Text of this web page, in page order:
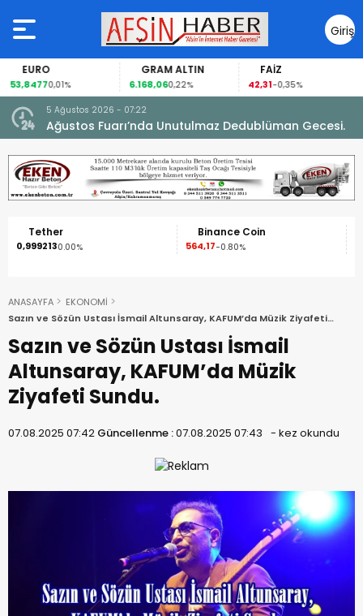
Giriş
Yap
EURO
53,84770,01%
GRAM ALTIN
6.168,060,22%
FAİZ
42,31-0,35%
5 Ağustos 2026 - 07:22
Ağustos Fuarı’nda Unutulmaz Dedublüman Gecesi.
Tether
0,9992130.00%
Binance Coin
564,17-0.80%
ANASAYFA
EKONOMİ
Sazın ve Sözün Ustası İsmail Altunsaray, KAFUM’da Müzik Ziyafeti
Sazın ve Sözün Ustası İsmail
Altunsaray, KAFUM’da Müzik
Ziyafeti Sundu.
07.08.2025 07:42 Güncellenme :07.08.2025 07:43 - kez okundu